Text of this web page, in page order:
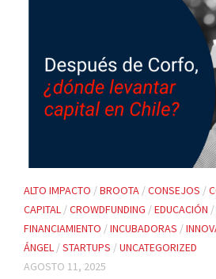
ALTO IMPACTO /BROOTA /CONSEJOS /
CAPITAL /CROWDFUNDING /EDUCACIÓN /
FINANCIAMIENTO /INCUBADORAS /
ÁNGEL /STARTUPS /UNCATEGORIZED
AGOSTO 11, 2025